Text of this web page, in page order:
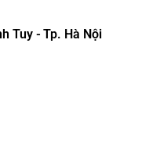
Tuy - Tp. Hà Nội